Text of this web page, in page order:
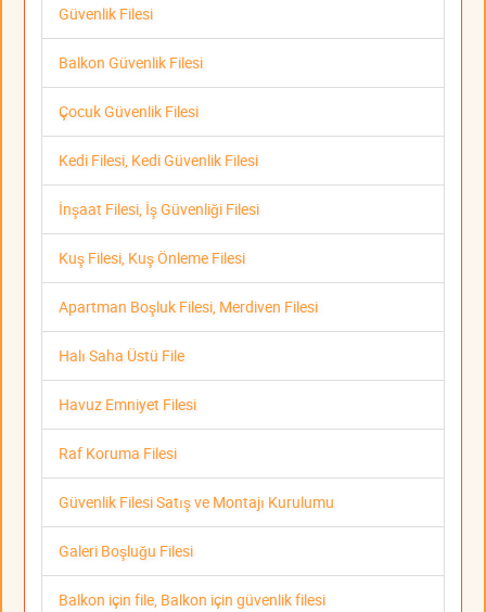
Güvenlik Filesi
Balkon Güvenlik Filesi
Çocuk Güvenlik Filesi
Kedi Filesi, Kedi Güvenlik Filesi
İnşaat Filesi, İş Güvenliği Filesi
Kuş Filesi, Kuş Önleme Filesi
Apartman Boşluk Filesi, Merdiven Filesi
Halı Saha Üstü File
Havuz Emniyet Filesi
Raf Koruma Filesi
Güvenlik Filesi Satış ve Montajı Kurulumu
Galeri Boşluğu Filesi
Balkon için file, Balkon için güvenlik filesi